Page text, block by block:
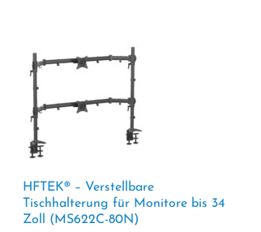
HFTEK® – Verstellbare
Tischhalterung für Monitore bis 34
Zoll (MS622C-80N)